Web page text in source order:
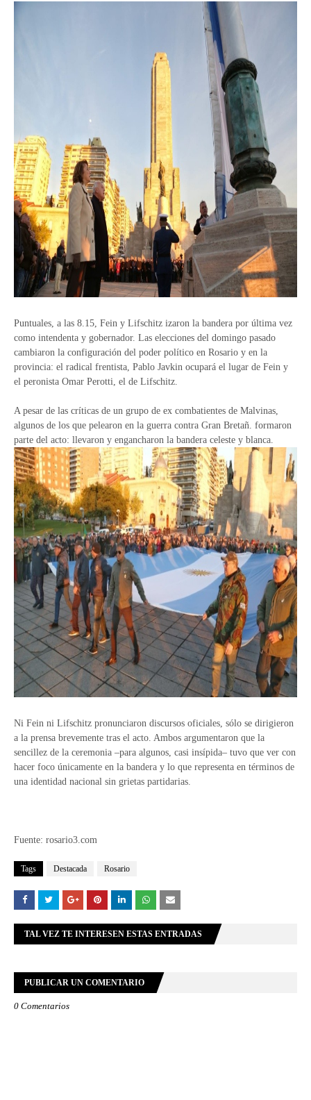
Puntuales, a las 8.15, Fein y Lifschitz izaron la bandera por última vez
como intendenta y gobernador. Las elecciones del domingo pasado
cambiaron la configuración del poder político en Rosario y en la
provincia: el radical frentista, Pablo Javkin ocupará el lugar de Fein y
el peronista Omar Perotti, el de Lifschitz.
A pesar de las críticas de un grupo de ex combatientes de Malvinas,
algunos de los que pelearon en la guerra contra Gran Bretañ. formaron
parte del acto: llevaron y engancharon la bandera celeste y blanca.
Ni Fein ni Lifschitz pronunciaron discursos oficiales, sólo se dirigieron
a la prensa brevemente tras el acto. Ambos argumentaron que la
sencillez de la ceremonia –para algunos, casi insípida– tuvo que ver con
hacer foco únicamente en la bandera y lo que representa en términos de
una identidad nacional sin grietas partidarias.
Fuente: rosario3.com
Tags Destacada Rosario
TAL VEZ TE INTERESEN ESTAS ENTRADAS
PUBLICAR UN COMENTARIO
0 Comentarios